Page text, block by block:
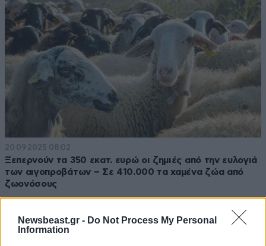
Newsbeast.gr - Do Not Process My Personal
Information
20·09·2025 08:02
Ξεπερνούν τα 350 εκατ. ευρώ οι ζημιές από την ευλογιά
των αιγοπροβάτων – Σε 410.000 τα χαμένα ζώα από
ζωονόσους